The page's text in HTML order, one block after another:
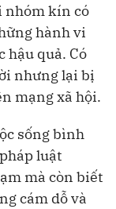
nhóm kín có
hành vi
hậu quả. Có
nhưng lại bị
mạng xã hội.
sống bình
luật
mà còn biết
cám dỗ và